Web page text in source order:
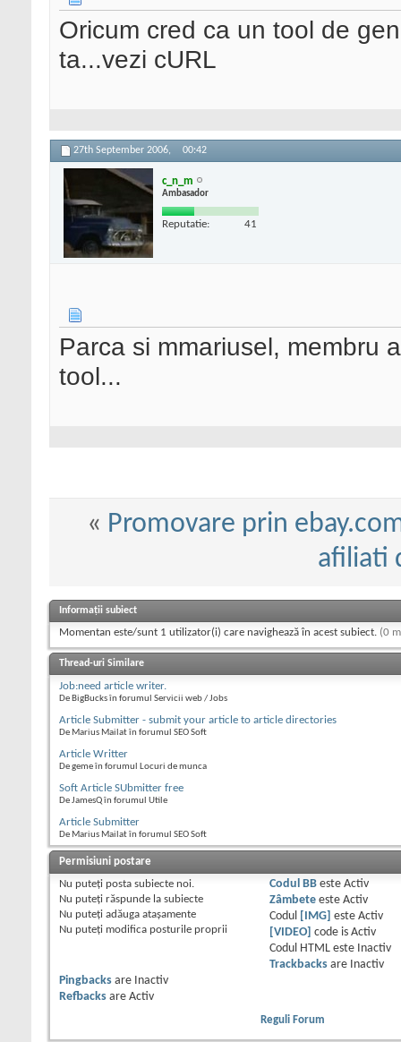
Oricum cred ca un tool de
ta...vezi cURL
27th September 2006, 00:42
c_n_m
Ambasador
Reputatie: 41
Parca si mmariusel, membru
tool...
« Promovare prin
afiliati
Informații subiect
Momentan este/sunt 1 utilizator(i) care navighează în acest subiect. (0
Thread-uri Similare
Job:need article writer.
De BigBucks în forumul Servicii web / Jobs
Article Submitter - submit your article to article directories
De Marius Mailat în forumul SEO Soft
Article Writter
De geme în forumul Locuri de munca
Soft Article SUbmitter free
De JamesQ în forumul Utile
Article Submitter
De Marius Mailat în forumul SEO Soft
Permisiuni postare
Nu puteţi posta subiecte noi.
Nu puteţi răspunde la subiecte
Nu puteţi adăuga ataşamente
Nu puteţi modifica posturile proprii
Codul BBeste Activ
Zâmbeteeste Activ
Codul
[IMG] este Activ
[VIDEO]
code is Activ
Codul HTML este
Inactiv
Trackbacksare
Inactiv
Pingbacks are
Inactiv
Refbacks are Activ
Reguli Forum